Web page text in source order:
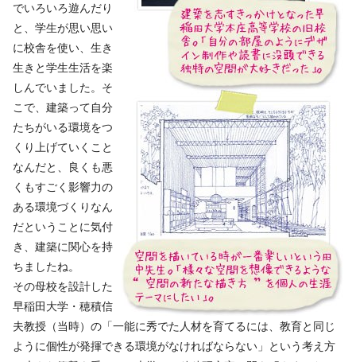
でいろいろ遊んだり
と、学生が思い思い
に校舎を使い、生き
生きと学生生活を楽
しんでいました。そ
こで、建築って自分
たちがいる環境をつ
くり上げていくこと
なんだと、良くも悪
くもすごく影響力の
ある環境づくりなん
だということに気付
き、建築に関心を持
ちましたね。
その母校を設計した
早稲田大学・穂積信
夫教授（当時）の「一能に秀でた人材を育てるには、教育と同じ
ように個性が発揮できる環境がなければならない」という考え方